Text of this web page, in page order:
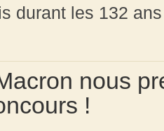
durant les 132
nous
!